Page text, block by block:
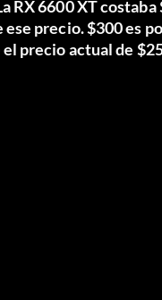
6600 XT costaba
precio. $300 es
precio actual de